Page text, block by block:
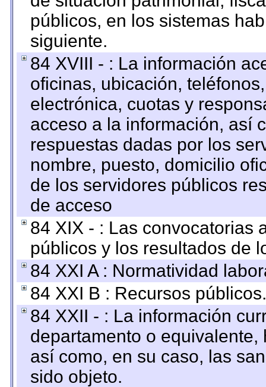
públicos, en los sistemas
siguiente.
84 XVIII - : La información
oficinas, ubicación,
electrónica, cuotas y
acceso a la información, así
respuestas dadas por los
nombre, puesto, domicilio
de los servidores públicos
de acceso
84 XIX - : Las convocatorias
públicos y los resultados de
84 XXI A : Normatividad
84 XXI B : Recursos públicos.
84 XXII - : La información
departamento o
así como, en su caso, las
sido objeto.